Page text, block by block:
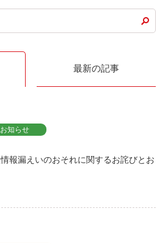
貸渡約款
最新の記事
知らせ
報漏えいのおそれに関するお詫びとお